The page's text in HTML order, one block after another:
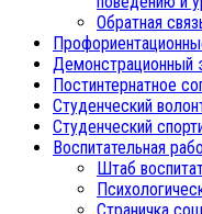
Обратная
Демонстрационный
Постинтернатное
Студенческий
Студенческий
Воспитательная
Штаб
Страничка